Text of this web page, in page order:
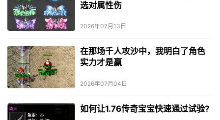
选对属性伤
2026年07月13日
在那场千人攻沙中，我明白了角色
实力才是赢
2026年07月04日
如何让1.76传奇宝宝快速通过试验?